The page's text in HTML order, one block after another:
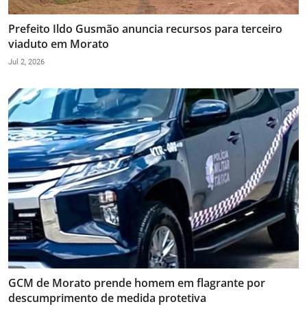
Prefeito Ildo Gusmão anuncia recursos para terceiro
viaduto em Morato
Jul 2, 2026
GCM de Morato prende homem em flagrante por
descumprimento de medida protetiva